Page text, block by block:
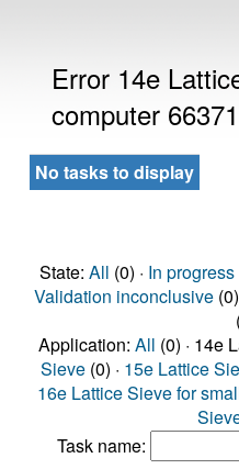
Error 14e
computer
No tasks to display
State: All (0) · In progress
Validation inconclusive(0)
Application: All (0) · 14e
Sieve (0) · 15e Lattice
16e Lattice Sieve for
Task name: